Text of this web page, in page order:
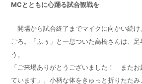
MCとともに心踊る試合観戦を
開場から試合終了までマイクに向かい続
ごろ。「ふぅ」と一息ついた高橋さんは、
う。
「ご来場ありがとうございました！ またお
ています」。小柄な体をきゅっと折りたた